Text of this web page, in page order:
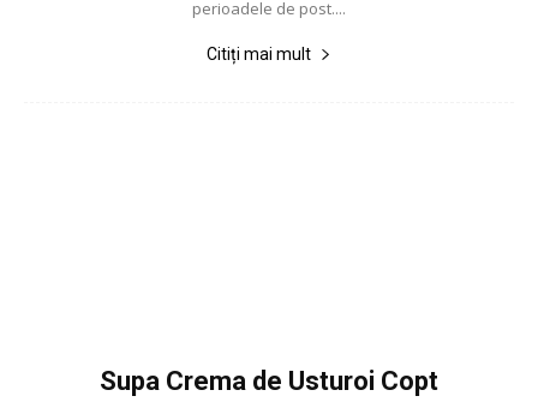
perioadele de post....
Citiți mai mult
Supa Crema de Usturoi Copt